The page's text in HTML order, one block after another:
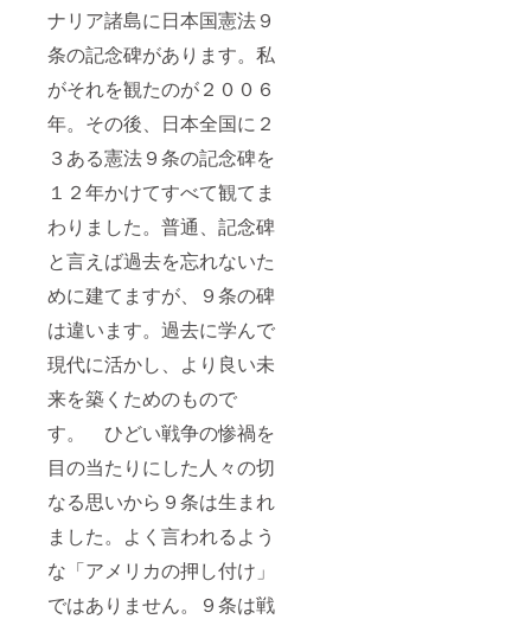
ナリア諸島に日本国憲法９
条の記念碑があります。私
がそれを観たのが２００６
年。その後、日本全国に２
３ある憲法９条の記念碑を
１２年かけてすべて観てま
わりました。普通、記念碑
と言えば過去を忘れないた
めに建てますが、９条の碑
は違います。過去に学んで
現代に活かし、より良い未
来を築くためのもので
す。 ひどい戦争の惨禍を
目の当たりにした人々の切
なる思いから９条は生まれ
ました。よく言われるよう
な「アメリカの押し付け」
ではありません。９条は戦